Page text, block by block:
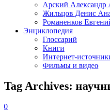
Арский Александр
Жильцов Денис
Романенков
Энциклопедия
Глоссарий
Книги
Интернет-
Фильмы и видео
Tag Archives:
0